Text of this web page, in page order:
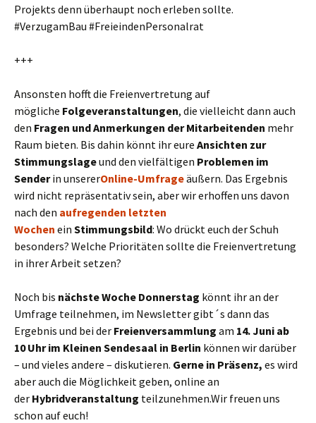
Projekts denn überhaupt noch erleben sollte.
#VerzugamBau #FreieindenPersonalrat
+++
Ansonsten hofft die Freienvertretung auf
mögliche Folgeveranstaltungen, die vielleicht dann auch
den Fragen und Anmerkungen der Mitarbeitenden mehr
Raum bieten. Bis dahin könnt ihr eure Ansichten zur
Stimmungslageund den vielfältigen Problemen im
Senderin unsererOnline-Umfrageäußern. Das Ergebnis
wird nicht repräsentativ sein, aber wir erhoffen uns davon
nach den aufregenden letzten
Wochen ein Stimmungsbild: Wo drückt euch der Schuh
besonders? Welche Prioritäten sollte die Freienvertretung
in ihrer Arbeit setzen?
Noch bis nächste Woche Donnerstag könnt ihr an der
Umfrage teilnehmen, im Newsletter gibt´s dann das
Ergebnis und bei der Freienversammlung am 14. Juni ab
10 Uhr im Kleinen Sendesaal in Berlin können wir darüber
– und vieles andere – diskutieren. Gerne in Präsenz, es wird
aber auch die Möglichkeit geben, online an
der Hybridveranstaltung teilzunehmen.Wir freuen uns
schon auf euch!